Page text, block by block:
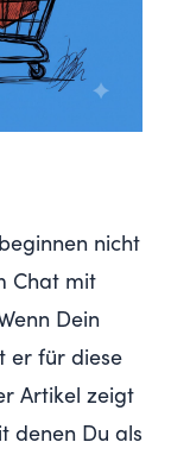
nicht
Chat mit
Dein
er für diese
Artikel zeigt
denen Du als